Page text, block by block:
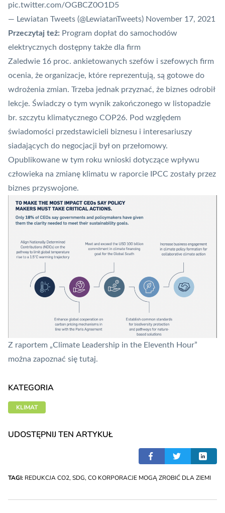
pic.twitter.com/OGBCZ0O1D5
— Lewiatan Tweets (@LewiatanTweets) November 17, 2021
Przeczytaj też: Program dopłat do samochodów
elektrycznych dostępny także dla firm
Zaledwie 16 proc. ankietowanych szefów i szefowych firm
ocenia, że organizacje, które reprezentują, są gotowe do
wdrożenia zmian. Trzeba jednak przyznać, że biznes odrobił
lekcje. Świadczy o tym wynik zakończonego w listopadzie
br. szczytu klimatycznego COP26. Pod względem
świadomości przedstawicieli biznesu i interesariuszy
siadających do negocjacji był on przełomowy.
Opublikowane w tym roku wnioski dotyczące wpływu
człowieka na zmianę klimatu w raporcie IPCC zostały przez
biznes przyswojone.
Z raportem „Climate Leadership in the Eleventh Hour”
można zapoznać się tutaj.
KATEGORIA
KLIMAT
UDOSTĘPNIJ TEN ARTYKUŁ
TAGI: REDUKCJA CO2, SDG, CO KORPORACJE MOGĄ ZROBIĆ DLA ZIEMI